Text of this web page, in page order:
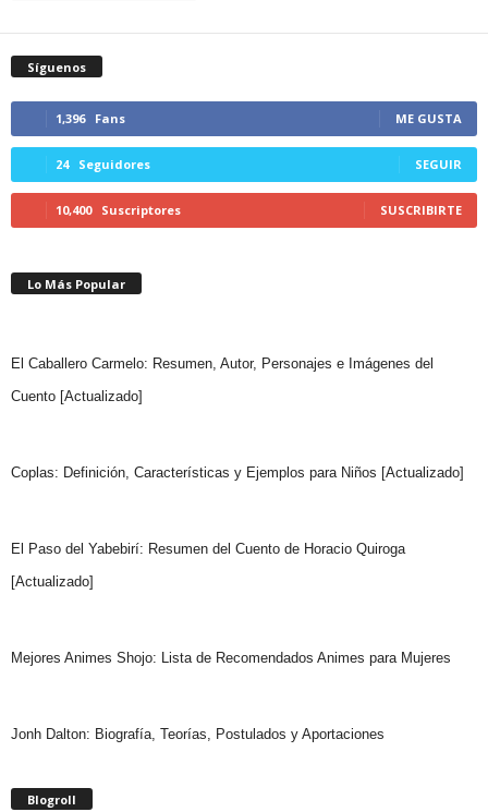
Síguenos
1,396 Fans ME GUSTA
24 Seguidores SEGUIR
10,400 Suscriptores SUSCRIBIRTE
Lo Más Popular
El Caballero Carmelo: Resumen, Autor, Personajes e Imágenes del
Cuento [Actualizado]
Coplas: Definición, Características y Ejemplos para Niños [Actualizado]
El Paso del Yabebirí: Resumen del Cuento de Horacio Quiroga
[Actualizado]
Mejores Animes Shojo: Lista de Recomendados Animes para Mujeres
Jonh Dalton: Biografía, Teorías, Postulados y Aportaciones
Blogroll